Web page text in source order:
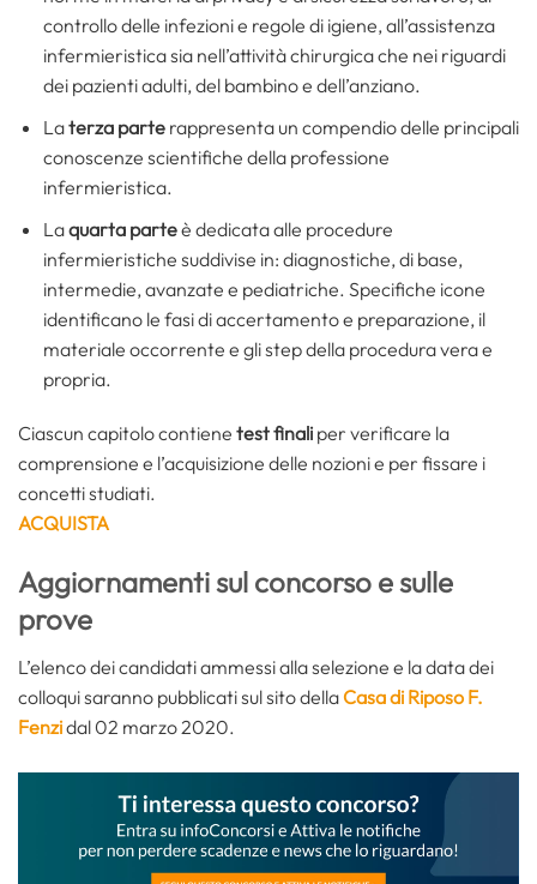
controllo delle infezioni e regole di igiene, all’assistenza
infermieristica sia nell’attività chirurgica che nei riguardi
dei pazienti adulti, del bambino e dell’anziano.
Laterza parte rappresenta un compendio delle principali
conoscenze scientifiche della professione
infermieristica.
Laquarta parteè dedicata alle procedure
infermieristiche suddivise in: diagnostiche, di base,
intermedie, avanzate e pediatriche. Specifiche icone
identificano le fasi di accertamento e preparazione, il
materiale occorrente e gli step della procedura vera e
propria.
Ciascun capitolo contiene test finali per verificare la
comprensione e l’acquisizione delle nozioni e per fissare i
concetti studiati.
ACQUISTA
Aggiornamenti sul concorso e sulle
prove
L’elenco dei candidati ammessi alla selezione e la data dei
colloqui saranno pubblicati sul sito dellaCasa di Riposo F.
Fenzidal 02 marzo 2020.